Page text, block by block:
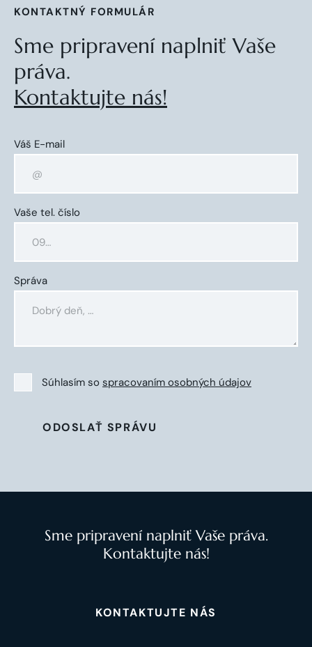
KONTAKTNÝ FORMULÁR
Sme pripravení naplniť Vaše
práva.
Kontaktujte nás!
Váš E-mail
Vaše tel. číslo
Správa
Súhlasím so spracovaním osobných údajov
ODOSLAŤ SPRÁVU
Sme pripravení naplniť Vaše práva.
Kontaktujte nás!
KONTAKTUJTE NÁS